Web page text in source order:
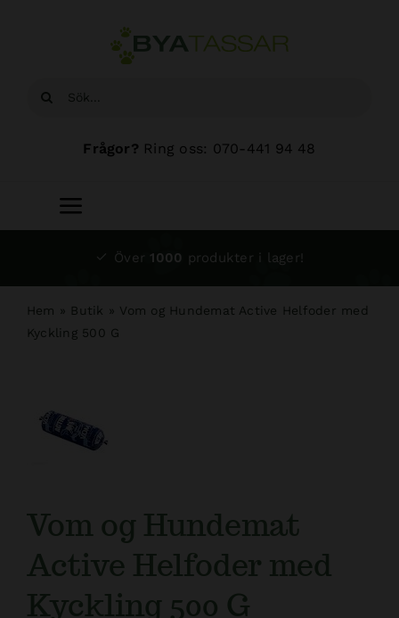
Sök
Frågor? Ring oss: 070-441 94 48
Toggle
Navigation
Hundsalong
Kundtjänst
Över 1000 produkter i lager!
Hem » Butik » Vom og Hundemat Active Helfoder med
Kyckling 500 G
Vom og Hundemat
Active Helfoder med
Kyckling 500 G